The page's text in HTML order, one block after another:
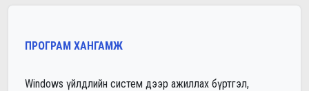
ПРОГРАМ ХАНГАМЖ
Windows үйлдлийн систем дээр ажиллах бүртгэл,